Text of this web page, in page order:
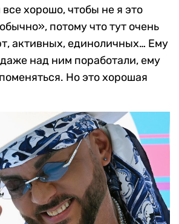
хорошо, чтобы не я это
потому что тут очень
активных, единоличных… Ему
над ним поработали, ему
Но это хорошая